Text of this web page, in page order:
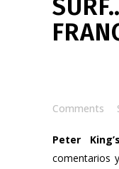
Comments
Peter
comentarios